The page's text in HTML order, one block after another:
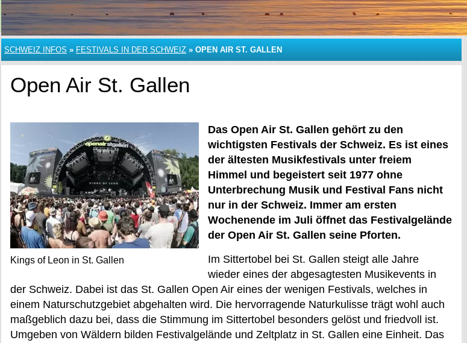
SCHWEIZ INFOS » FESTIVALS IN DER SCHWEIZ » OPEN AIR ST. GALLEN
Open Air St. Gallen
Kings of Leon in St. Gallen
Das Open Air St. Gallen gehört zu den
wichtigsten Festivals der Schweiz. Es ist eines
der ältesten Musikfestivals unter freiem
Himmel und begeistert seit 1977 ohne
Unterbrechung Musik und Festival Fans nicht
nur in der Schweiz. Immer am ersten
Wochenende im Juli öffnet das Festivalgelände
der Open Air St. Gallen seine Pforten.
Im Sittertobel bei St. Gallen steigt alle Jahre
wieder eines der abgesagtesten Musikevents in
der Schweiz. Dabei ist das St. Gallen Open Air eines der wenigen Festivals, welches in
einem Naturschutzgebiet abgehalten wird. Die hervorragende Naturkulisse trägt wohl auch
maßgeblich dazu bei, dass die Stimmung im Sittertobel besonders gelöst und friedvoll ist.
Umgeben von Wäldern bilden Festivalgelände und Zeltplatz in St. Gallen eine Einheit. Das